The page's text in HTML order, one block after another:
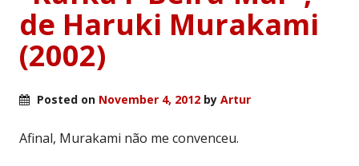
de Haruki Murakami
(2002)
Posted on November 4, 2012 by Artur
Afinal, Murakami não me convenceu.